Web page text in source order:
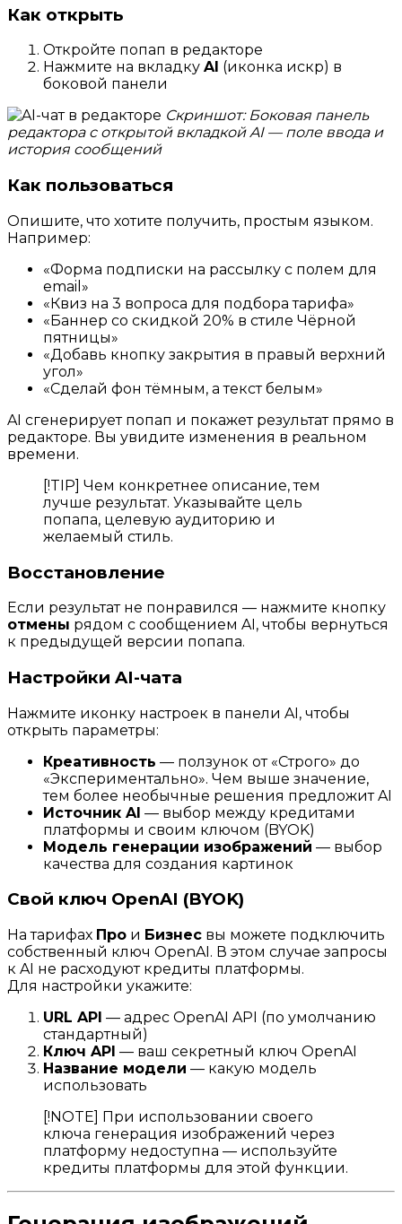
Как открыть
Откройте попап в редакторе
Нажмите на вкладку AI (иконка искр) в
боковой панели
Скриншот: Боковая панель
редактора с открытой вкладкой AI — поле ввода и
история сообщений
Как пользоваться
Опишите, что хотите получить, простым языком.
Например:
«Форма подписки на рассылку с полем для
email»
«Квиз на 3 вопроса для подбора тарифа»
«Баннер со скидкой 20% в стиле Чёрной
пятницы»
«Добавь кнопку закрытия в правый верхний
угол»
«Сделай фон тёмным, а текст белым»
AI сгенерирует попап и покажет результат прямо в
редакторе. Вы увидите изменения в реальном
времени.
[!TIP] Чем конкретнее описание, тем
лучше результат. Указывайте цель
попапа, целевую аудиторию и
желаемый стиль.
Восстановление
Если результат не понравился — нажмите кнопку
отмены рядом с сообщением AI, чтобы вернуться
к предыдущей версии попапа.
Настройки AI-чата
Нажмите иконку настроек в панели AI, чтобы
открыть параметры:
Креативность — ползунок от «Строго» до
«Экспериментально». Чем выше значение,
тем более необычные решения предложит AI
Источник AI — выбор между кредитами
платформы и своим ключом (BYOK)
Модель генерации изображений — выбор
качества для создания картинок
Свой ключ OpenAI (BYOK)
На тарифах Про и Бизнес вы можете подключить
собственный ключ OpenAI. В этом случае запросы
к AI не расходуют кредиты платформы.
Для настройки укажите:
URL API — адрес OpenAI API (по умолчанию
стандартный)
Ключ API — ваш секретный ключ OpenAI
Название модели — какую модель
использовать
[!NOTE] При использовании своего
ключа генерация изображений через
платформу недоступна — используйте
кредиты платформы для этой функции.